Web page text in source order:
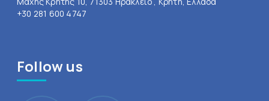
+30 281 600 4747
Follow us